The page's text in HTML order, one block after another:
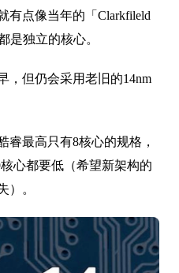
有点像当年的「Clarkfileld
是独立的核心。
，但仍会采用老旧的14nm
睿最高只有8核心的规格，
心都要低（希望新架构的
）。